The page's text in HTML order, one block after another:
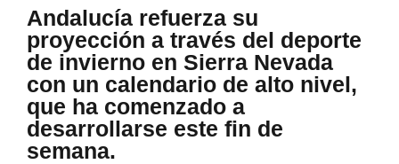
Andalucía refuerza su
proyección a través del deporte
de invierno en Sierra Nevada
con un calendario de alto nivel,
que ha comenzado a
desarrollarse este fin de
semana.